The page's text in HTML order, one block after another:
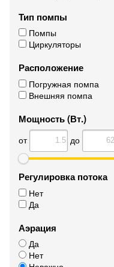
Тип помпы
Помпы
Циркуляторы
Расположение
Погружная помпа
Внешняя помпа
Мощность (Вт.)
от до
Регулировка потока
Нет
Да
Аэрация
Да
Нет